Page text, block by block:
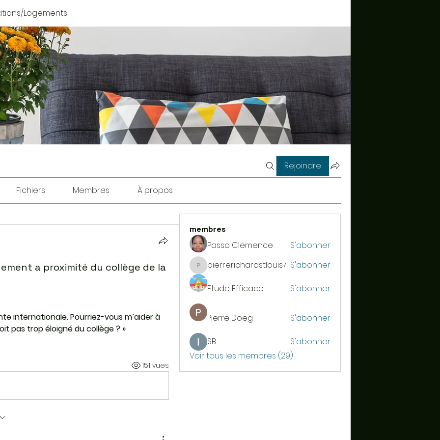
Logements
Rejoindre
Fichiers Membres À propos
a proximité du collège de la
internationale. Pourriez-vous m’aider à
pas trop éloigné du collège ? »
151 vues
membres
Passo Clemence S'abonner
pierrerichardstlouis7
pierrerichardstlouis7 S'abonner
Etude Efficace S'abonner
Pierre Doëg S'abonner
SB
S'abonner
Voir tous les membres (29)